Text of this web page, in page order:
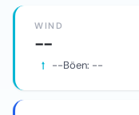
WIND
--
--Böen: --